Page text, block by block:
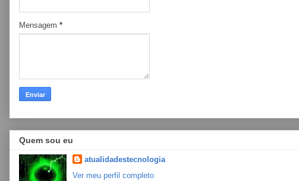
Mensagem *
Quem sou eu
atualidadestecnologia
Ver meu perfil completo